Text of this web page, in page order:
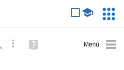
Búsqueda avanzada
Ayuda
(en